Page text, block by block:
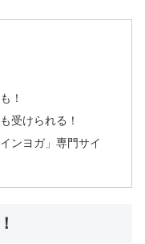
！
受けられる！
ンヨガ」専門サイ